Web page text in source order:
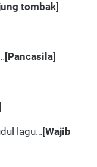
tombak]
[Pancasila]
lagu… [Wajib